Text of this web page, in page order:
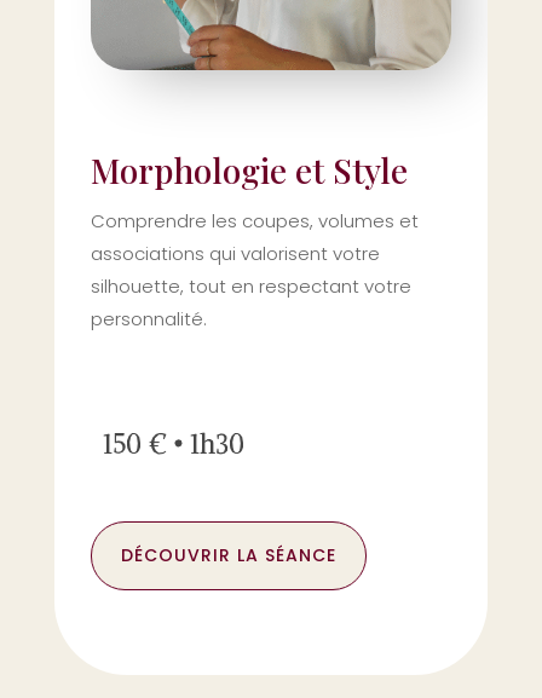
Morphologie et Style
Comprendre les coupes, volumes et
associations qui valorisent votre
silhouette, tout en respectant votre
personnalité.
150 € • 1h30
DÉCOUVRIR LA SÉANCE